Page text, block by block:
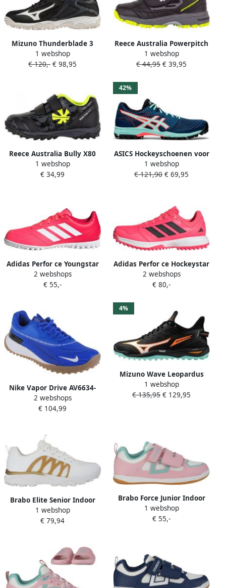
Mizuno Thunderblade 3
zwart outdoor
korfschoenen uni
1 webshop
€ 120,- € 98,95
Reece Australia Powerpitch
Hockey Shoe Outdoor
Hockeyschoenen
1 webshop
€ 44,95 € 39,95
Reece Australia Bully X80
hockeyschoenen zwart geel
kids
1 webshop
€ 34,99
42%
ASICS Hockeyschoenen voor
dames hoge intensiteit
Field Ultimate FF blauw
1 webshop
€ 121,90 € 69,95
Adidas Perfor ce Youngstar
Rise Hockeyschoenen Kids
Kinderen Roze
2 webshops
€ 55,-
Adidas Perfor ce Hockeystar
Hockeyschoenen Unisex
Roze
2 webshops
€ 80,-
Nike Vapor Drive AV6634-
410 nen Blauw buty do
hokeja na trawie
2 webshops
€ 104,99
4%
Mizuno Wave Leopardus
Hockeyschoenen Senior
1 webshop
€ 135,95 € 129,95
Brabo Elite Senior Indoor
Hockeyschoenen White
Gold
1 webshop
€ 79,94
Brabo Force Junior Indoor
Hockeyschoenen Light Pink
Aqua
1 webshop
€ 55,-